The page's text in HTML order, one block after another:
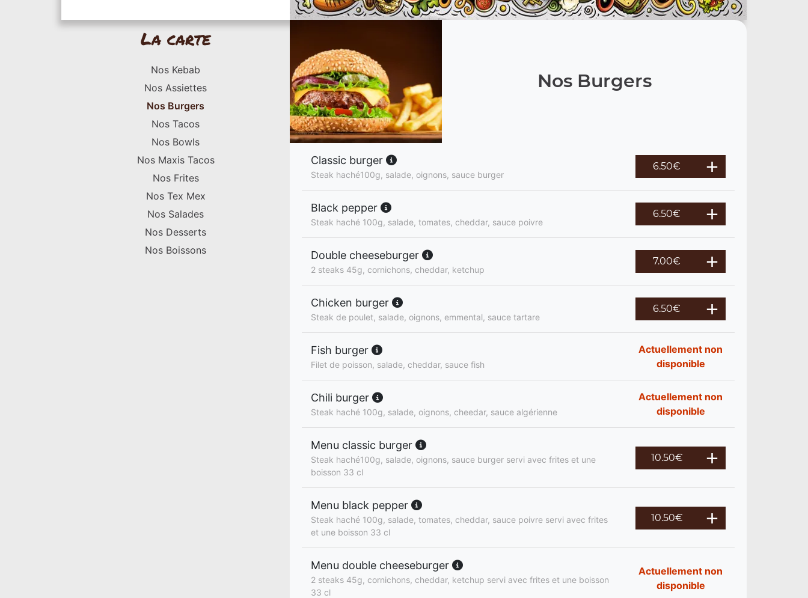
La carte
Nos Kebab
Nos Assiettes
Nos Burgers
Nos Tacos
Nos Bowls
Nos Maxis Tacos
Nos Frites
Nos Tex Mex
Nos Salades
Nos Desserts
Nos Boissons
Nos Burgers
Classic burger
Steak haché100g, salade, oignons, sauce burger
6.50€
Black pepper
Steak haché 100g, salade, tomates, cheddar, sauce poivre
6.50€
Double cheeseburger
2 steaks 45g, cornichons, cheddar, ketchup
7.00€
Chicken burger
Steak de poulet, salade, oignons, emmental, sauce tartare
6.50€
Fish burger
Filet de poisson, salade, cheddar, sauce fish
Actuellement non
disponible
Chili burger
Steak haché 100g, salade, oignons, cheedar, sauce algérienne
Actuellement non
disponible
Menu classic burger
Steak haché100g, salade, oignons, sauce burger servi avec frites et une
boisson 33 cl
10.50€
Menu black pepper
Steak haché 100g, salade, tomates, cheddar, sauce poivre servi avec frites
et une boisson 33 cl
10.50€
Menu double cheeseburger
2 steaks 45g, cornichons, cheddar, ketchup servi avec frites et une boisson
33 cl
Actuellement non
disponible